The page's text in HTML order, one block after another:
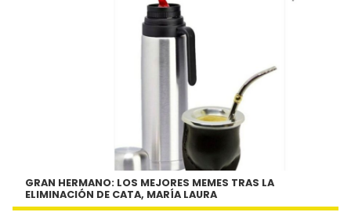
GRAN HERMANO: LOS MEJORES MEMES TRAS LA
ELIMINACIÓN DE CATA, MARÍA LAURA